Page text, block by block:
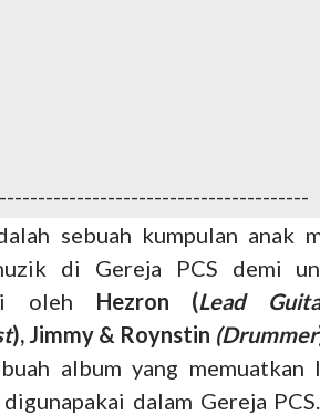
------------------------------
sebuah kumpulan anak
di Gereja PCS demi
oleh Hezron (Lead
), Jimmy & Roynstin (Drummer
album yang memuatkan
dalam Gereja